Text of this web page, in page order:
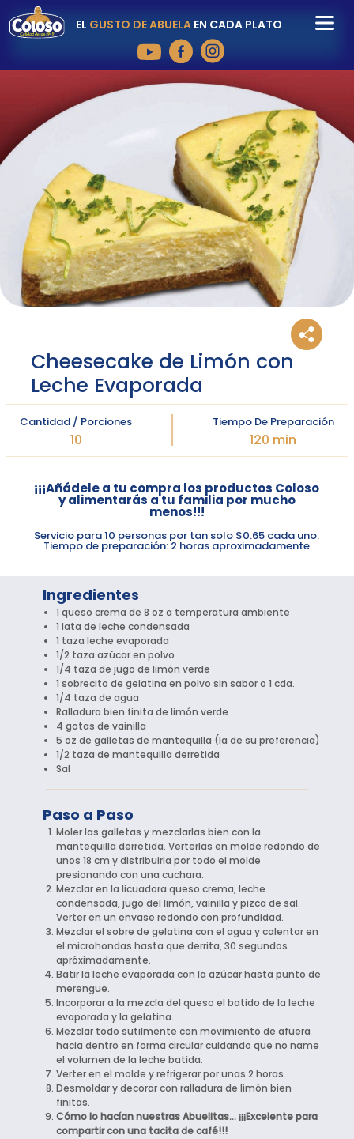
EL GUSTO DE ABUELAEN CADA PLATO
Cheesecake de Limón con
Leche Evaporada
Cantidad / Porciones
10
Tiempo De Preparación
120 min
¡¡¡Añádele a tu compra los productos Coloso
y alimentarás a tu familia por mucho
menos!!!
Servicio para 10 personas por tan solo $0.65 cada uno.
Tiempo de preparación: 2 horas aproximadamente
Ingredientes
1 queso crema de 8 oz a temperatura ambiente
1 lata de leche condensada
1 taza leche evaporada
1/2 taza azúcar en polvo
1/4 taza de jugo de limón verde
1 sobrecito de gelatina en polvo sin sabor o 1 cda.
1/4 taza de agua
Ralladura bien finita de limón verde
4 gotas de vainilla
5 oz de galletas de mantequilla (la de su preferencia)
1/2 taza de mantequilla derretida
Sal
Paso a Paso
Moler las galletas y mezclarlas bien con la
mantequilla derretida. Verterlas en molde redondo de
unos 18 cm y distribuirla por todo el molde
presionando con una cuchara.
Mezclar en la licuadora queso crema, leche
condensada, jugo del limón, vainilla y pizca de sal.
Verter en un envase redondo con profundidad.
Mezclar el sobre de gelatina con el agua y calentar en
el microhondas hasta que derrita, 30 segundos
apróximadamente.
Batir la leche evaporada con la azúcar hasta punto de
merengue.
Incorporar a la mezcla del queso el batido de la leche
evaporada y la gelatina.
Mezclar todo sutilmente con movimiento de afuera
hacia dentro en forma circular cuidando que no name
el volumen de la leche batida.
Verter en el molde y refrigerar por unas 2 horas.
Desmoldar y decorar con ralladura de limón bien
finitas.
Cómo lo hacían nuestras Abuelitas... ¡¡¡Excelente para
compartir con una tacita de café!!!